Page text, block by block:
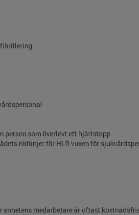
person som överlevt ett hjärtstopp
riktlinjer för HLR vuxen för
enhetens medarbetare är oftast